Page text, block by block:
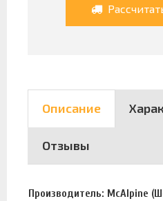
Описание
Отзывы
Производитель: McAlpine